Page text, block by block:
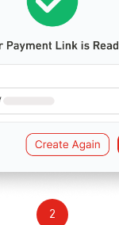
2